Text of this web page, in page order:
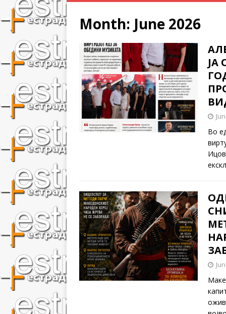
Month: June 2026
ЈА
Во